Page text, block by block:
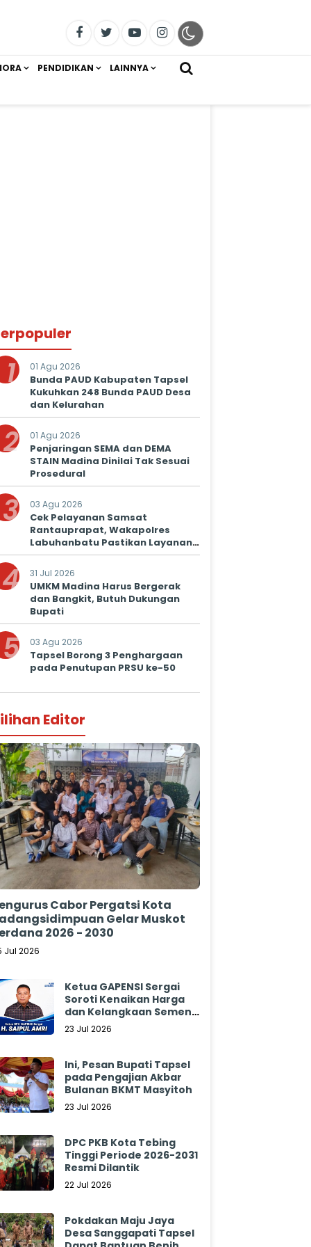
PENDIDIKAN LAINNYA
1 01 Agu 2026
Bunda PAUD Kabupaten Tapsel
Kukuhkan 248 Bunda PAUD Desa
dan Kelurahan
2 01 Agu 2026
Penjaringan SEMA dan DEMA
STAIN Madina Dinilai Tak Sesuai
Prosedural
3 03 Agu 2026
Cek Pelayanan Samsat
Rantauprapat, Wakapolres
Labuhanbatu Pastikan Layanan
Prima untuk Masyarakat
4 31 Jul 2026
UMKM Madina Harus Bergerak
dan Bangkit, Butuh Dukungan
Bupati
5 03 Agu 2026
Tapsel Borong 3 Penghargaan
pada Penutupan PRSU ke-50
Editor
Cabor Pergatsi Kota
Gelar Muskot
2026 - 2030
Jul 2026
Ketua GAPENSI Sergai
Soroti Kenaikan Harga
dan Kelangkaan Semen,
Minta Pemerintah
23 Jul 2026
Ini, Pesan Bupati Tapsel
pada Pengajian Akbar
Bulanan BKMT Masyitoh
23 Jul 2026
DPC PKB Kota Tebing
Tinggi Periode 2026-2031
Resmi Dilantik
22 Jul 2026
Pokdakan Maju Jaya
Desa Sanggapati Tapsel